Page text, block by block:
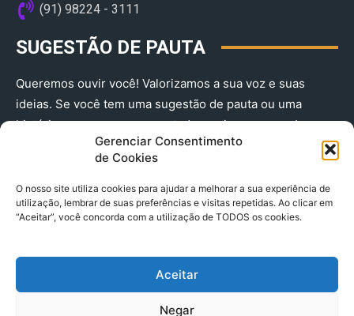
Gerenciar Consentimento
de Cookies
O nosso site utiliza cookies para ajudar a melhorar a sua experiência de
utilização, lembrar de suas preferências e visitas repetidas. Ao clicar em
“Aceitar”, você concorda com a utilização de TODOS os cookies.
Aceitar
Negar
(91) 98224 - 3111
SUGESTÃO DE PAUTA
Queremos ouvir você! Valorizamos a sua voz e suas
ideias. Se você tem uma sugestão de pauta ou uma
história que merece ser contada, envie-nos agora!
(91) 98224 - 3111
© 2025 A Província do Pará CNPJ: 04.901.141/0001-36 End .
Trav. Quintino Bocaiuva 2301, Ed. Rogério Fernandez – Sala